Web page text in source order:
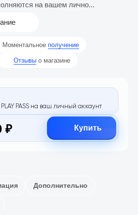
на вашем лично...
Моментальное получение
Отзывы о магазине
PASS на ваш личный аккаунт
₽ Купить
Дополнительно